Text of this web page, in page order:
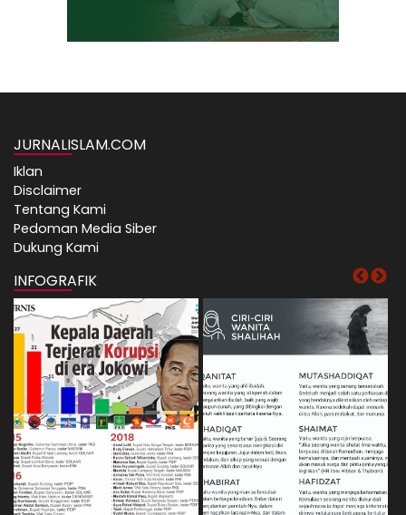
JURNALISLAM.COM
Iklan
Disclaimer
Tentang Kami
Pedoman Media Siber
Dukung Kami
INFOGRAFIK